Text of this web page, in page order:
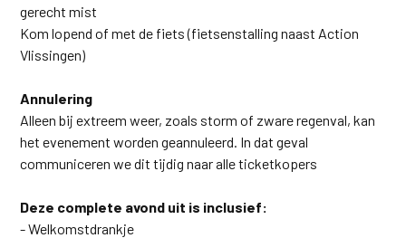
gerecht mist
Kom lopend of met de fiets (fietsenstalling naast Action
Vlissingen)
Annulering
Alleen bij extreem weer, zoals storm of zware regenval, kan
het evenement worden geannuleerd. In dat geval
communiceren we dit tijdig naar alle ticketkopers
Deze complete avond uit is inclusief:
- Welkomstdrankje